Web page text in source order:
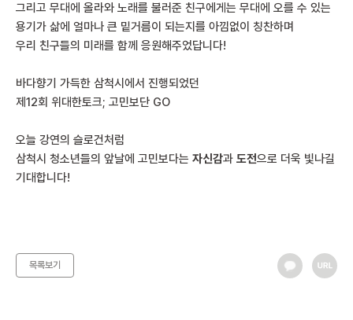
그리고 무대에 올라와 노래를 불러준 친구에게는 무대에 오를 수 있는
용기가 삶에 얼마나 큰 밑거름이 되는지를 아낌없이 칭찬하며
우리 친구들의 미래를 함께 응원해주었답니다!
바다향기 가득한 삼척시에서 진행되었던
제12회 위대한토크; 고민보단 GO
오늘 강연의 슬로건처럼
삼척시 청소년들의 앞날에 고민보다는 자신감과 도전으로 더욱 빛나길
기대합니다!
목록보기